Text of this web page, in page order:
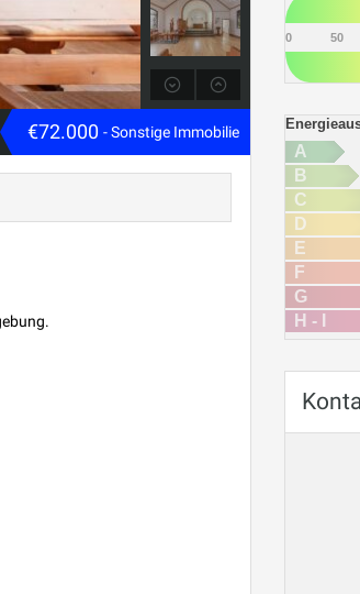
€72.000 - Sonstige Immobilie
0 50
A
B
C
D
E
F
G
H - I